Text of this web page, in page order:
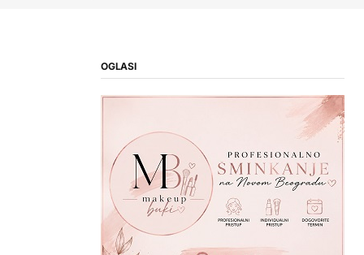
OGLASI